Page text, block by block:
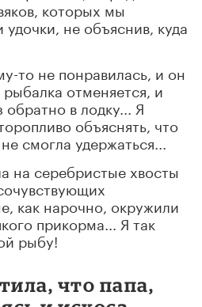
которых мы
не объяснив, куда
то не понравилась, и он
отменяется, и
обратно в лодку... Я
объяснять, что
смогла удержаться...
на серебристые хвосты
как нарочно, окружили
прикорма... Я так
рыбу!
что папа,